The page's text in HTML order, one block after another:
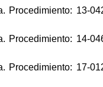
13-
14-
17-